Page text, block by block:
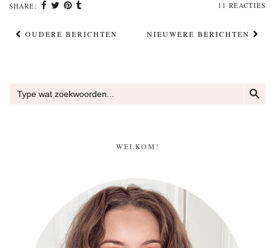
SHARE: 11 REACTIES
OUDERE BERICHTEN NIEUWERE BERICHTEN
naar:
WELKOM!